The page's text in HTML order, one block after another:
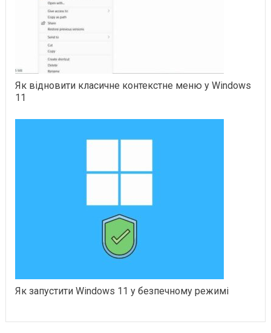
Як відновити класичне контекстне меню у Windows
11
Як запустити Windows 11 у безпечному режимі